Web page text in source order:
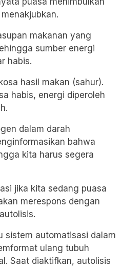
makanan yang
sumber energi
habis.
hasil makan (sahur).
habis, energi diperoleh
dalam darah
bahwa
kita harus segera
jika kita sedang puasa
merespons dengan
sistem automatisasi dalam
ulang tubuh
Saat diaktifkan, autolisis